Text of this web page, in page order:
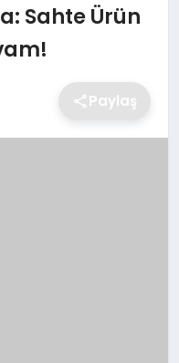
Sahte Ürün
Paylaş